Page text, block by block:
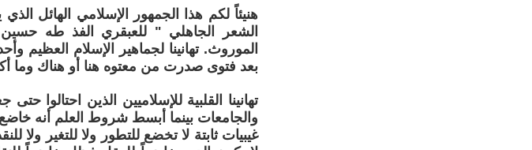
هنيئاً لكم هذا الجمهور الإسلامي الهائل
الشعر الجاهلي " للعبقري الفذ طه
الموروث. تهانينا لجماهير الإسلام
بعد فتوى صدرت من معتوه هنا أو هناك وما
تهانينا القلبية للإسلاميين الذين
والجامعات بينما أبسط شروط العلم أنه
غيبيات ثابتة لا تخضع للتطور ولا للتغير ولا